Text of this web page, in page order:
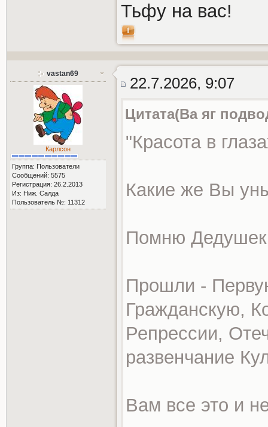
Тьфу на вас!
vastan69
Карлсон
Группа: Пользователи
Сообщений: 5575
Регистрация: 26.2.2013
Из: Ниж. Салда
Пользователь №: 11312
22.7.2026, 9:07
Цитата(Ва яг
"Красота в
Какие же Вы
Помню
Прошли -
Гражданскую,
Репрессии,
развенчание
Вам все это и